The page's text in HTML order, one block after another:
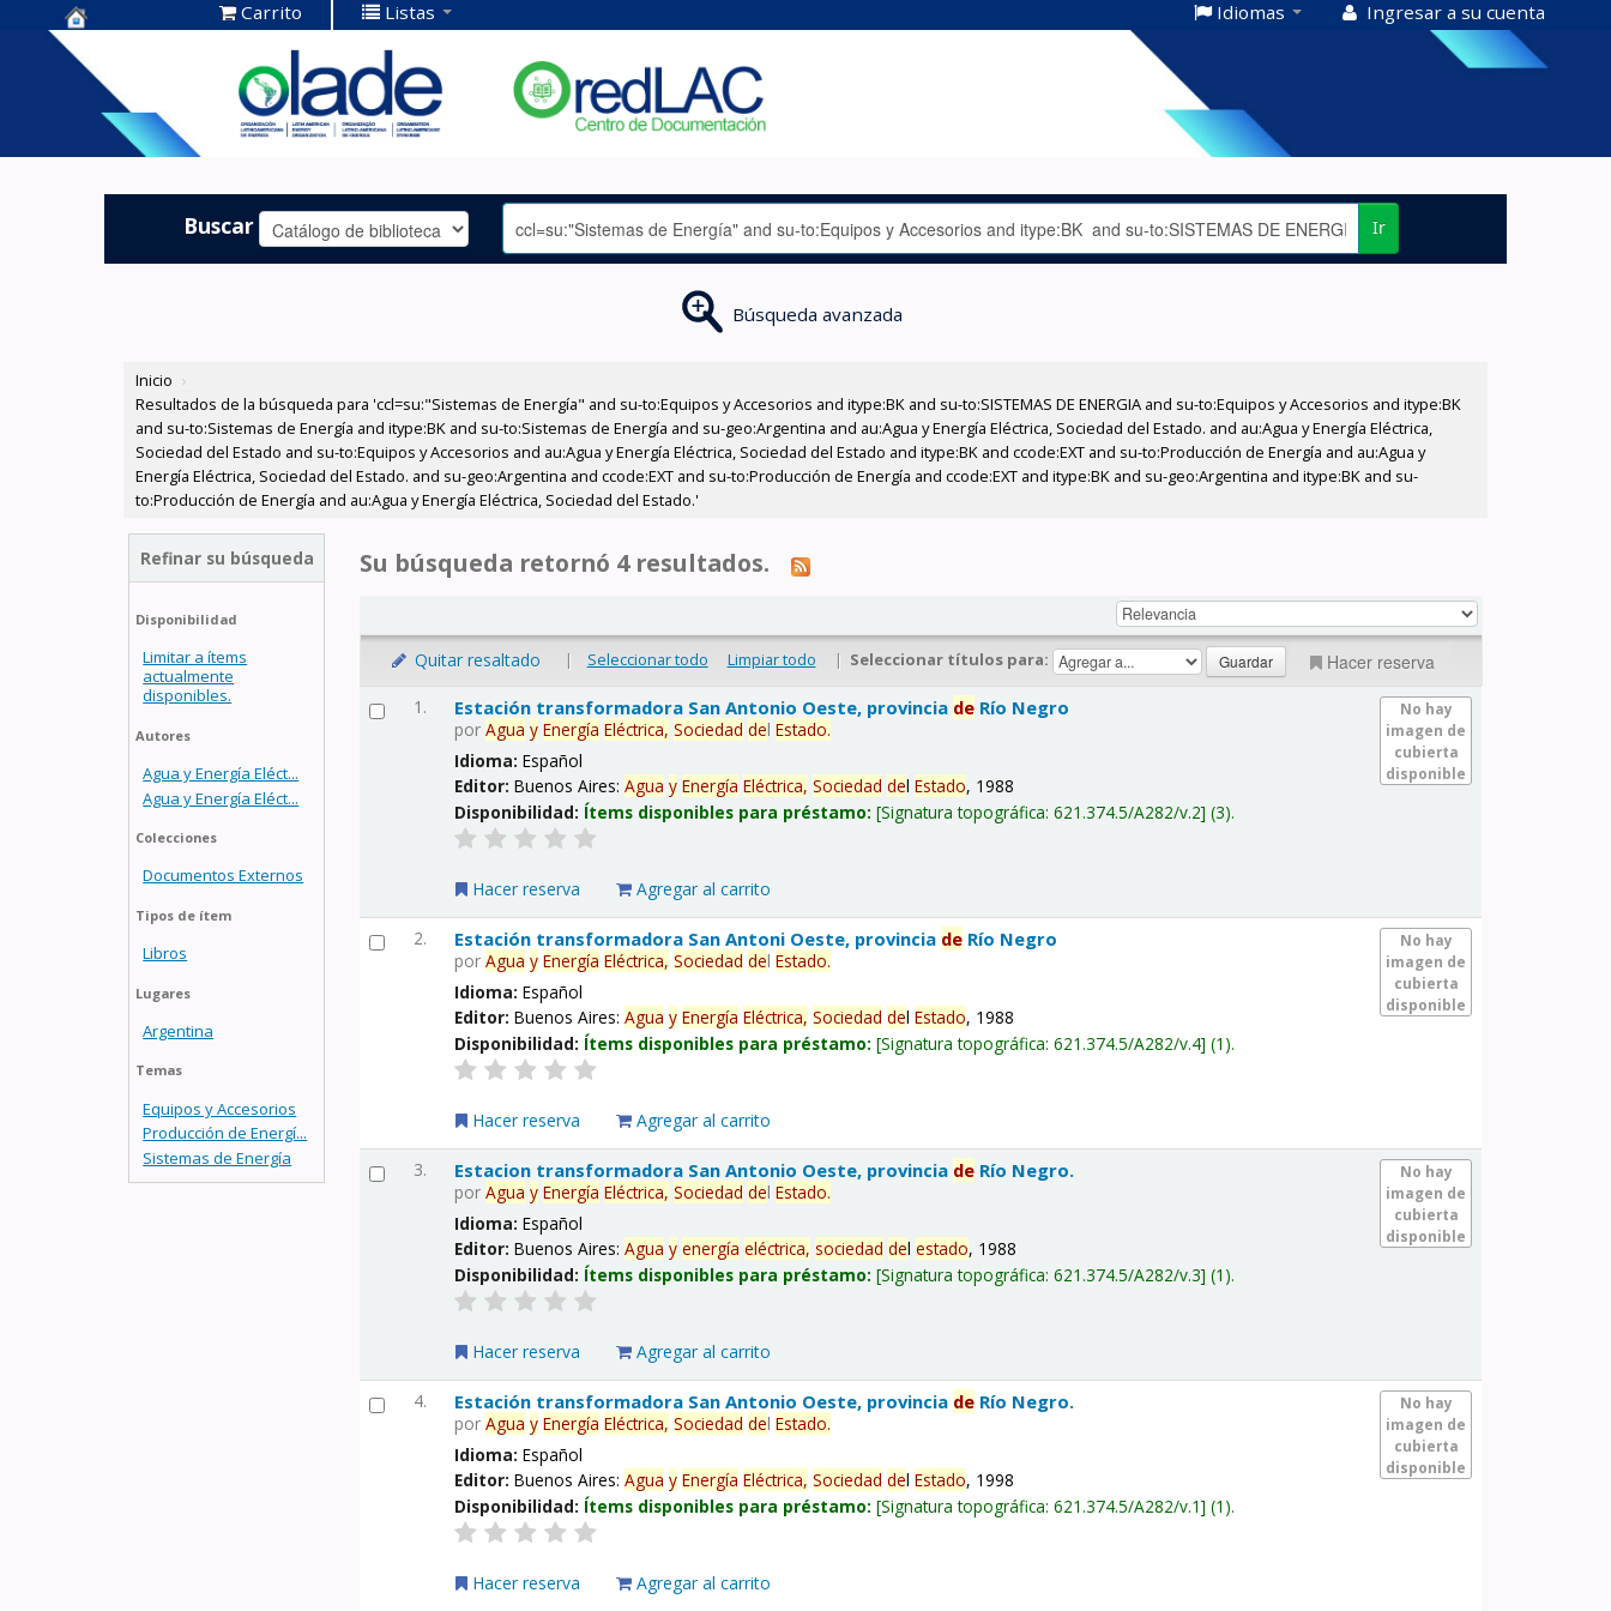
Centro de
Documentación
OLADE -
Carrito Listas Idiomas Ingresar a su cuenta
Buscar Ir
Búsqueda avanzada
Inicio ›
Resultados de la búsqueda para 'ccl=su:"Sistemas de Energía" and su-to:Equipos y Accesorios and itype:BK and su-to:SISTEMAS DE ENERGIA and su-to:Equipos y Accesorios and itype:BK
and su-to:Sistemas de Energía and itype:BK and su-to:Sistemas de Energía and su-geo:Argentina and au:Agua y Energía Eléctrica, Sociedad del Estado. and au:Agua y Energía Eléctrica,
Sociedad del Estado and su-to:Equipos y Accesorios and au:Agua y Energía Eléctrica, Sociedad del Estado and itype:BK and ccode:EXT and su-to:Producción de Energía and au:Agua y
Energía Eléctrica, Sociedad del Estado. and su-geo:Argentina and ccode:EXT and su-to:Producción de Energía and ccode:EXT and itype:BK and su-geo:Argentina and itype:BK and su-
to:Producción de Energía and au:Agua y Energía Eléctrica, Sociedad del Estado.'
Refinar su búsqueda
Disponibilidad
Limitar a ítems
actualmente
disponibles.
Autores
Agua y Energía Eléct...
Agua y Energía Eléct...
Colecciones
Documentos Externos
Tipos de ítem
Libros
Lugares
Argentina
Temas
Equipos y Accesorios
Producción de Energí...
Sistemas de Energía
Su búsqueda retornó 4 resultados.
Quitar resaltado | Seleccionar todo Limpiar todo | Seleccionar títulos para: Hacer reserva
1.
No hay
imagen de
cubierta
disponible
Estación transformadora San Antonio Oeste, provincia de Río Negro
porAgua y Energía Eléctrica, Sociedad delEstado.
Idioma:Español
Editor:Buenos Aires:Agua y Energía Eléctrica, Sociedad delEstado, 1988
Disponibilidad: Ítems disponibles para préstamo: Signatura topográfica:621.374.5/A282/v.2 (3).
Hacer reserva Agregar al carrito
2.
No hay
imagen de
cubierta
disponible
Estación transformadora San Antoni Oeste, provincia de Río Negro
porAgua y Energía Eléctrica, Sociedad delEstado.
Idioma:Español
Editor:Buenos Aires:Agua y Energía Eléctrica, Sociedad delEstado, 1988
Disponibilidad: Ítems disponibles para préstamo: Signatura topográfica:621.374.5/A282/v.4 (1).
Hacer reserva Agregar al carrito
3.
No hay
imagen de
cubierta
disponible
Estacion transformadora San Antonio Oeste, provincia de Río Negro.
porAgua y Energía Eléctrica, Sociedad delEstado.
Idioma:Español
Editor:Buenos Aires:Agua y energía eléctrica, sociedad delestado, 1988
Disponibilidad: Ítems disponibles para préstamo: Signatura topográfica:621.374.5/A282/v.3 (1).
Hacer reserva Agregar al carrito
4.
No hay
imagen de
cubierta
disponible
Estación transformadora San Antonio Oeste, provincia de Río Negro.
porAgua y Energía Eléctrica, Sociedad delEstado.
Idioma:Español
Editor:Buenos Aires:Agua y Energía Eléctrica, Sociedad delEstado, 1998
Disponibilidad: Ítems disponibles para préstamo: Signatura topográfica:621.374.5/A282/v.1 (1).
Hacer reserva Agregar al carrito